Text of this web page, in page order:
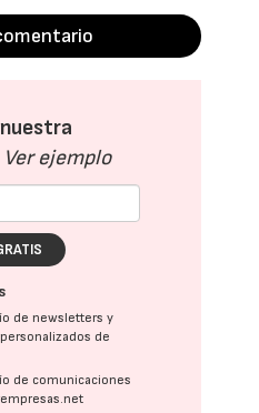
Ver ejemplo
de newsletters y
de
de comunicaciones